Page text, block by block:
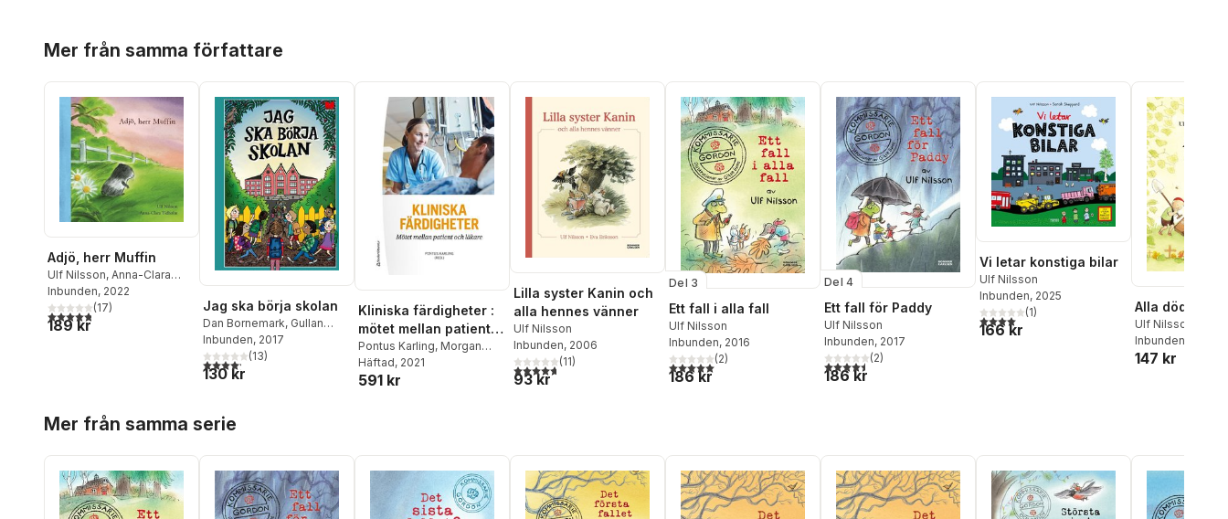
Mer från samma författare
Adjö, herr Muffin
Ulf Nilsson, Anna-Clara
Tidholm
Inbunden, 2022
4,8utav 5 stjärnor. Totalt antal röster:
(17)
189 kr
Jag ska börja skolan
Dan Bornemark, Gullan
Bornemark,Helena Bross
Helen Dahlbäck
Hallberg
Hahn,
Jesús Verona,Filippa
Widlund,Carin Wirsén
Inbunden, 2017
4,2utav 5 stjärnor. Totalt antal röster:
(13)
130 kr
Kliniska färdigheter :
mötet mellan patient
och läkare
Pontus Karling, Morgan
Andersson,Christian
Anker-Hansen
Henningsohn
Lars Johan
Mikael
Johansson,Gauti
Häftad, 2021
591 kr
Lilla syster Kanin och
alla hennes vänner
Ulf Nilsson
Inbunden, 2006
4,7utav 5 stjärnor. Totalt antal röster:
(11)
93 kr
Del 3
Ett fall i alla fall
Ulf Nilsson
Inbunden, 2016
5,0utav 5 stjärnor. Totalt antal röster:
(2)
186 kr
Del 4
Ett fall för Paddy
Ulf Nilsson
Inbunden, 2017
4,5utav 5 stjärnor. Totalt antal röster:
(2)
186 kr
Vi letar konstiga bilar
Ulf Nilsson
Inbunden, 2025
4,0utav 5 stjärnor. Totalt antal röster:
(1)
166 kr
Alla döda
Ulf Nilsson
Inbunden
147 kr
Mer från samma serie